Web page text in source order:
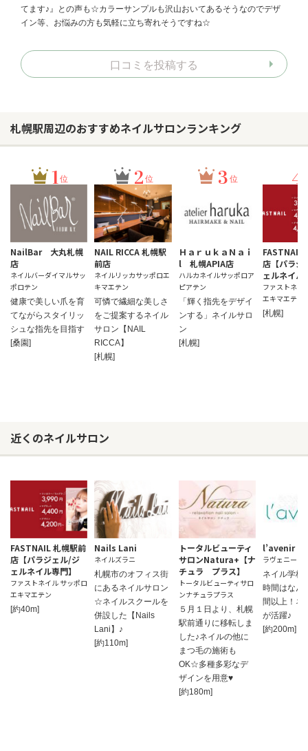
てます♪』との声も☆カラーサンプルも沢山おいてあるそうなのでデザ
イン等、お悩みの方も気軽に立ち寄れそうですね☆
口コミを投稿する
札幌駅周辺のおすすめネイルサロンランキング
1位
NailBar 大丸札幌
店
ネイルバーダイマルサッ
ポロテン
健康で美しい爪を育
てながらスタイリッ
シュな指先を目指す
[桑園]
2 位
NAIL RICCA 札幌駅
前店
ネイルリッカサッポロエ
キマエテン
可憐で繊細な美しさ
をご提案するネイル
サロン【NAIL
RICCA】
[札幌]
3 位
ＨａｒｕｋａＮａｉ
l 札幌APIA店
ハルカネイルサッポロア
ピアテン
「輝く指先をデザイ
ンする」ネイルサロ
ン
[札幌]
4
FASTNAIL
店【パラジ
ェルネイル
ファストネイ
エキマエテン
[札幌]
近くのネイルサロン
FASTNAIL 札幌駅前
店【パラジェル/ジ
ェルネイル専門】
ファストネイル サッポロ
エキマエテン
[約40m]
Nails Lani
ネイルズラニ
札幌市のオフィス街
にあるネイルサロン
☆ネイルスクールを
併設した【Nails
Lani】♪
[約110m]
トータルビューティ
サロンNatura+【ナ
チュラ プラス】
トータルビューティサロ
ンナチュラプラス
５月１日より、札幌
駅前通りに移転しま
した♪ネイルの他に
まつ毛の施術も
OK☆多種多彩なデ
ザインを用意♥
[約180m]
l’avenir
ラヴェニール
ネイル学校
時間はなん
間以上！ネ
が活躍♪
[約200m]